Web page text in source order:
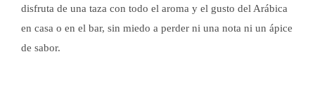
disfruta de una taza con todo el aroma y el gusto del Arábica
en casa o en el bar, sin miedo a perder ni una nota ni un ápice
de sabor.